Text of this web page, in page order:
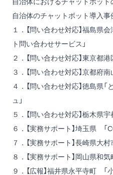
自治体のチャットボット導入事
１．【問い合わせ対応】福島県
ト問い合わせサービス」
２．【問い合わせ対応】東京都
３．【問い合わせ対応】京都府
４．【問い合わせ対応】徳島県
ュ」
５．【問い合わせ対応】栃木県
６．【実務サポート】埼玉県 「
７．【実務サポート】長崎県大
８．【実務サポート】岡山県和
９．【広報】福井県永平寺町 「